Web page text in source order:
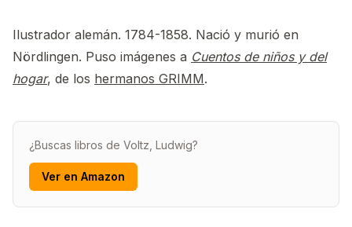
Ilustrador alemán. 1784-1858. Nació y murió en
Nördlingen. Puso imágenes a Cuentos de niños y del
hogar, de los hermanos GRIMM.
¿Buscas libros de Voltz, Ludwig?
Ver en Amazon